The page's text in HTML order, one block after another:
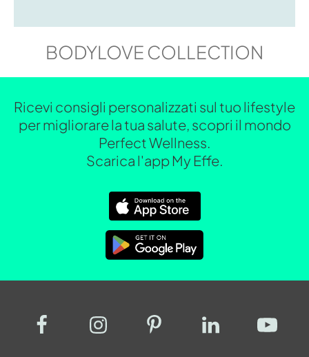
BODYLOVE COLLECTION
Ricevi consigli personalizzati sul tuo lifestyle
per migliorare la tua salute, scopri il mondo
Perfect Wellness.
Scarica l'app My Effe.